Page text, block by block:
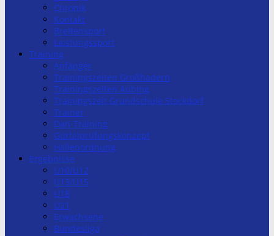
Chronik
Kontakt
Breitensport
Leistungssport
Training
Anfänger
Trainingszeiten Großhadern
Trainingszeiten Aubing
Trainingszeit Grundschule Stockdorf
Trainer
Dan-Training
Gürtelprüfungskonzept
Hallenordnung
Ergebnisse
U10/U12
U13/U15
U18
U21
Erwachsene
Bundesliga